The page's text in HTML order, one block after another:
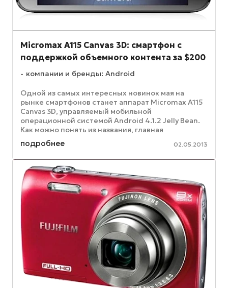
Micromax A115 Canvas 3D: смартфон с
поддержкой объемного контента за $200
компании и бренды: Android
Одной из самых интересных новинок мая на
рынке смартфонов станет аппарат Micromax A115
Canvas 3D, управляемый мобильной
операционной системой Android 4.1.2 Jelly Bean.
Как можно понять из названия, главная
особенность устройства заключается в ...
подробнее 02.05.2013